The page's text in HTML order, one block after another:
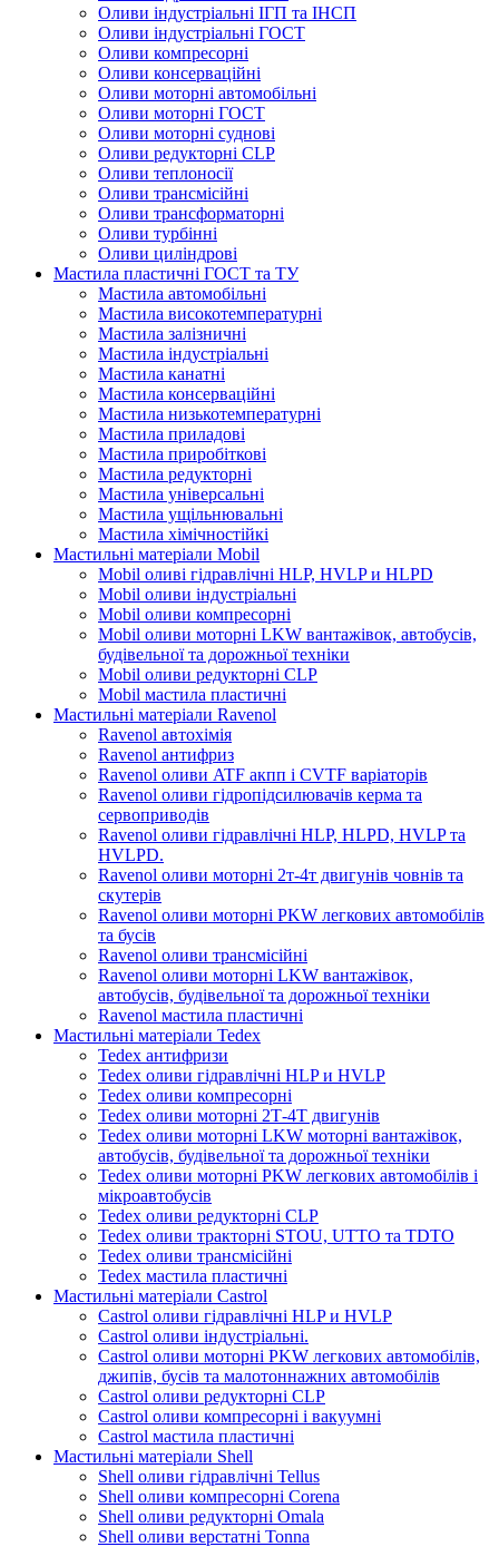
Оливи індустріальні ІГП та ІНСП
Оливи індустріальні ГОСТ
Оливи компресорні
Оливи консерваційні
Оливи моторні автомобільні
Оливи моторні ГОСТ
Оливи моторні суднові
Оливи редукторні CLP
Оливи теплоносії
Оливи трансмісійні
Оливи трансформаторні
Оливи турбінні
Оливи циліндрові
Мастила пластичні ГОСТ та ТУ
Мастила автомобільні
Мастила високотемпературні
Мастила залізничні
Мастила індустріальні
Мастила канатні
Мастила консерваційні
Мастила низькотемпературні
Мастила приладові
Мастила приробіткові
Мастила редукторні
Мастила універсальні
Мастила ущільнювальні
Мастила хімічностійкі
Мастильні матеріали Mobil
Mobil оливі гідравлічні HLP, HVLP и HLPD
Mobil оливи індустріальні
Mobil оливи компресорні
Mobil оливи моторні LKW вантажівок, автобусів,
будівельної та дорожньої техніки
Mobil оливи редукторні CLP
Mobil мастила пластичні
Мастильні матеріали Ravenol
Ravenol автохімія
Ravenol антифриз
Ravenol оливи ATF акпп і CVTF варіаторів
Ravenol оливи гідропідсилювачів керма та
сервоприводів
Ravenol оливи гідравлічні HLP, HLPD, HVLP та
HVLPD.
Ravenol оливи моторні 2т-4т двигунів човнів та
скутерів
Ravenol оливи моторні PKW легкових автомобілів
та бусів
Ravenol оливи трансмісійні
Ravenol оливи моторні LKW вантажівок,
автобусів, будівельної та дорожньої техніки
Ravenol мастила пластичні
Мастильні матеріали Tedex
Tedex антифризи
Tedex оливи гідравлічні HLP и HVLP
Tedex оливи компресорні
Tedex оливи моторні 2Т-4Т двигунів
Tedex оливи моторні LKW моторні вантажівок,
автобусів, будівельної та дорожньої техніки
Tedex оливи моторні PKW легкових автомобілів і
мікроавтобусів
Tedex оливи редукторні CLP
Tedex оливи тракторні STOU, UTTO та TDTO
Tedex оливи трансмісійні
Tedex мастила пластичні
Мастильні матеріали Castrol
Castrol оливи гідравлічні HLP и HVLP
Castrol оливи індустріальні.
Castrol оливи моторні PKW легкових автомобілів,
джипів, бусів та малотоннажних автомобілів
Castrol оливи редукторні CLP
Castrol оливи компресорні і вакуумні
Castrol мастила пластичні
Мастильні матеріали Shell
Shell оливи гідравлічні Tellus
Shell оливи компресорні Corena
Shell оливи редукторні Omala
Shell оливи верстатні Tonna